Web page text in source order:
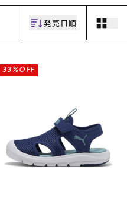
よくある質問
店舗一覧
お問い合わせ
ニュース
発売日順
33%OFF